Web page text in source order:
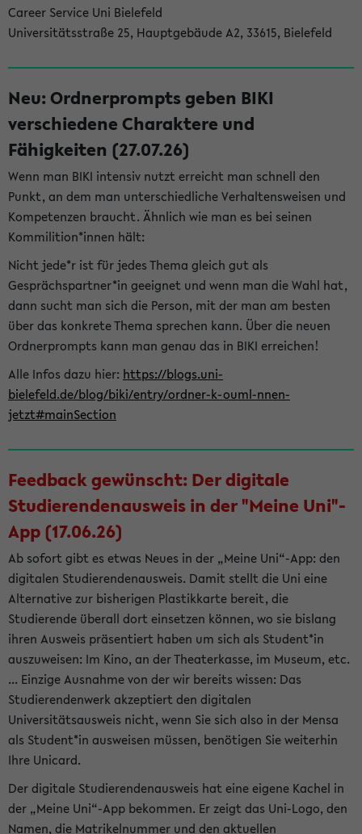
Career Service Uni Bielefeld
Universitätsstraße 25, Hauptgebäude A2, 33615, Bielefeld
Neu: Ordnerprompts geben BIKI
verschiedene Charaktere und
Fähigkeiten (27.07.26)
Wenn man BIKI intensiv nutzt erreicht man schnell den
Punkt, an dem man unterschiedliche Verhaltensweisen und
Kompetenzen braucht. Ähnlich wie man es bei seinen
Kommilition*innen hält:
Nicht jede*r ist für jedes Thema gleich gut als
Gesprächspartner*in geeignet und wenn man die Wahl hat,
dann sucht man sich die Person, mit der man am besten
über das konkrete Thema sprechen kann. Über die neuen
Ordnerprompts kann man genau das in BIKI erreichen!
Alle Infos dazu hier: https://blogs.uni-
bielefeld.de/blog/biki/entry/ordner-k-ouml-nnen-
jetzt#mainSection
Feedback gewünscht: Der digitale
Studierendenausweis in der "Meine Uni"-
App (17.06.26)
Ab sofort gibt es etwas Neues in der „Meine Uni“-App: den
digitalen Studierendenausweis. Damit stellt die Uni eine
Alternative zur bisherigen Plastikkarte bereit, die
Studierende überall dort einsetzen können, wo sie bislang
ihren Ausweis präsentiert haben um sich als Student*in
auszuweisen: Im Kino, an der Theaterkasse, im Museum, etc.
... Einzige Ausnahme von der wir bereits wissen: Das
Studierendenwerk akzeptiert den digitalen
Universitätsausweis nicht, wenn Sie sich also in der Mensa
als Student*in ausweisen müssen, benötigen Sie weiterhin
Ihre Unicard.
Der digitale Studierendenausweis hat eine eigene Kachel in
der „Meine Uni“-App bekommen. Er zeigt das Uni-Logo, den
Namen, die Matrikelnummer und den aktuellen